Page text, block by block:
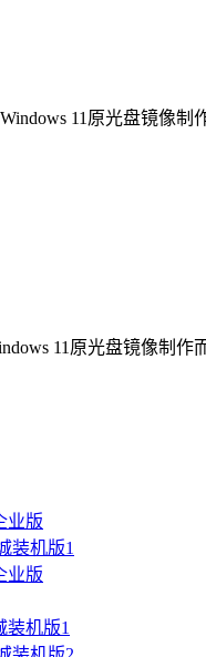
11原光盘镜像
11原光盘镜像制
业版
装机版1
业版
装机版1